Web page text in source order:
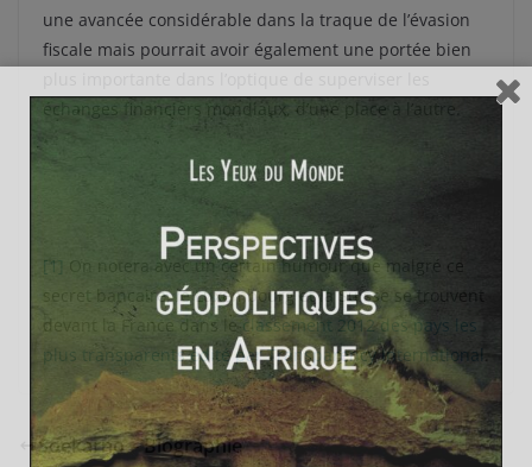
une avancée considérable dans la traque de l’évasion
fiscale mais pourrait avoir également une portée bien
échanges financiers mondiaux, d’une place à l’autre.
[1] On notera avec un certain humour que malgré ce
secret bancaire, le Luxembourg et la Suisse se trouvent
devant la France dans leclassement 2012 des pays les
plus transparents édité par Transparency International
Soekarno – Biographie